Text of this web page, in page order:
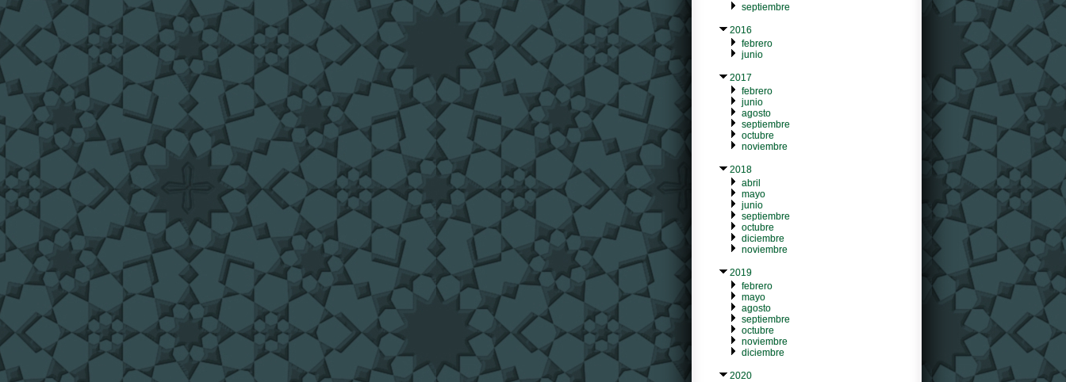
septiembre
2016
febrero
junio
2017
febrero
junio
agosto
septiembre
octubre
noviembre
2018
abril
mayo
junio
septiembre
octubre
diciembre
noviembre
2019
febrero
mayo
agosto
septiembre
octubre
noviembre
diciembre
2020